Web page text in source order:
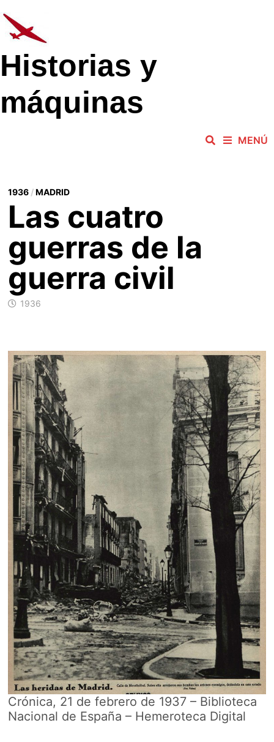
al
contenido
Historias y
máquinas
MENÚ
1936/MADRID
Las cuatro
guerras de la
guerra civil
1936
Crónica, 21 de febrero de 1937 – Biblioteca
Nacional de España – Hemeroteca Digital